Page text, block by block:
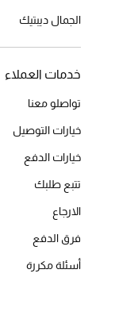
الجمال ديبتيك
خدمات العملاء
تواصلو معنا
خيارات التوصيل
خيارات الدفع
تتبع طلبك
الارجاع
فرق الدفع
أسئلة مكررة